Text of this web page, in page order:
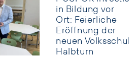
in Bildung vor
Ort: Feierliche
Eröffnung der
neuen Volksschule
Halbturn